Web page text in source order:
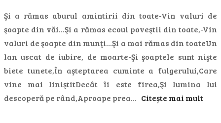
Şi a rămas aburul amintirii din toate-Vin valuri de
şoapte din văi…Şi a rămas ecoul poveştii din toate,-Vin
valuri de şoapte din munţi…Şi a mai rămas din toateUn
lan uscat de iubire, de moarte-Şi şoaptele sunt nişte
biete tunete,În aşteptarea cuminte a fulgerului,Care
vine mai liniştitDecât îi este firea,Şi lumina lui
descoperă pe rând,Aproape prea… Citește mai mult